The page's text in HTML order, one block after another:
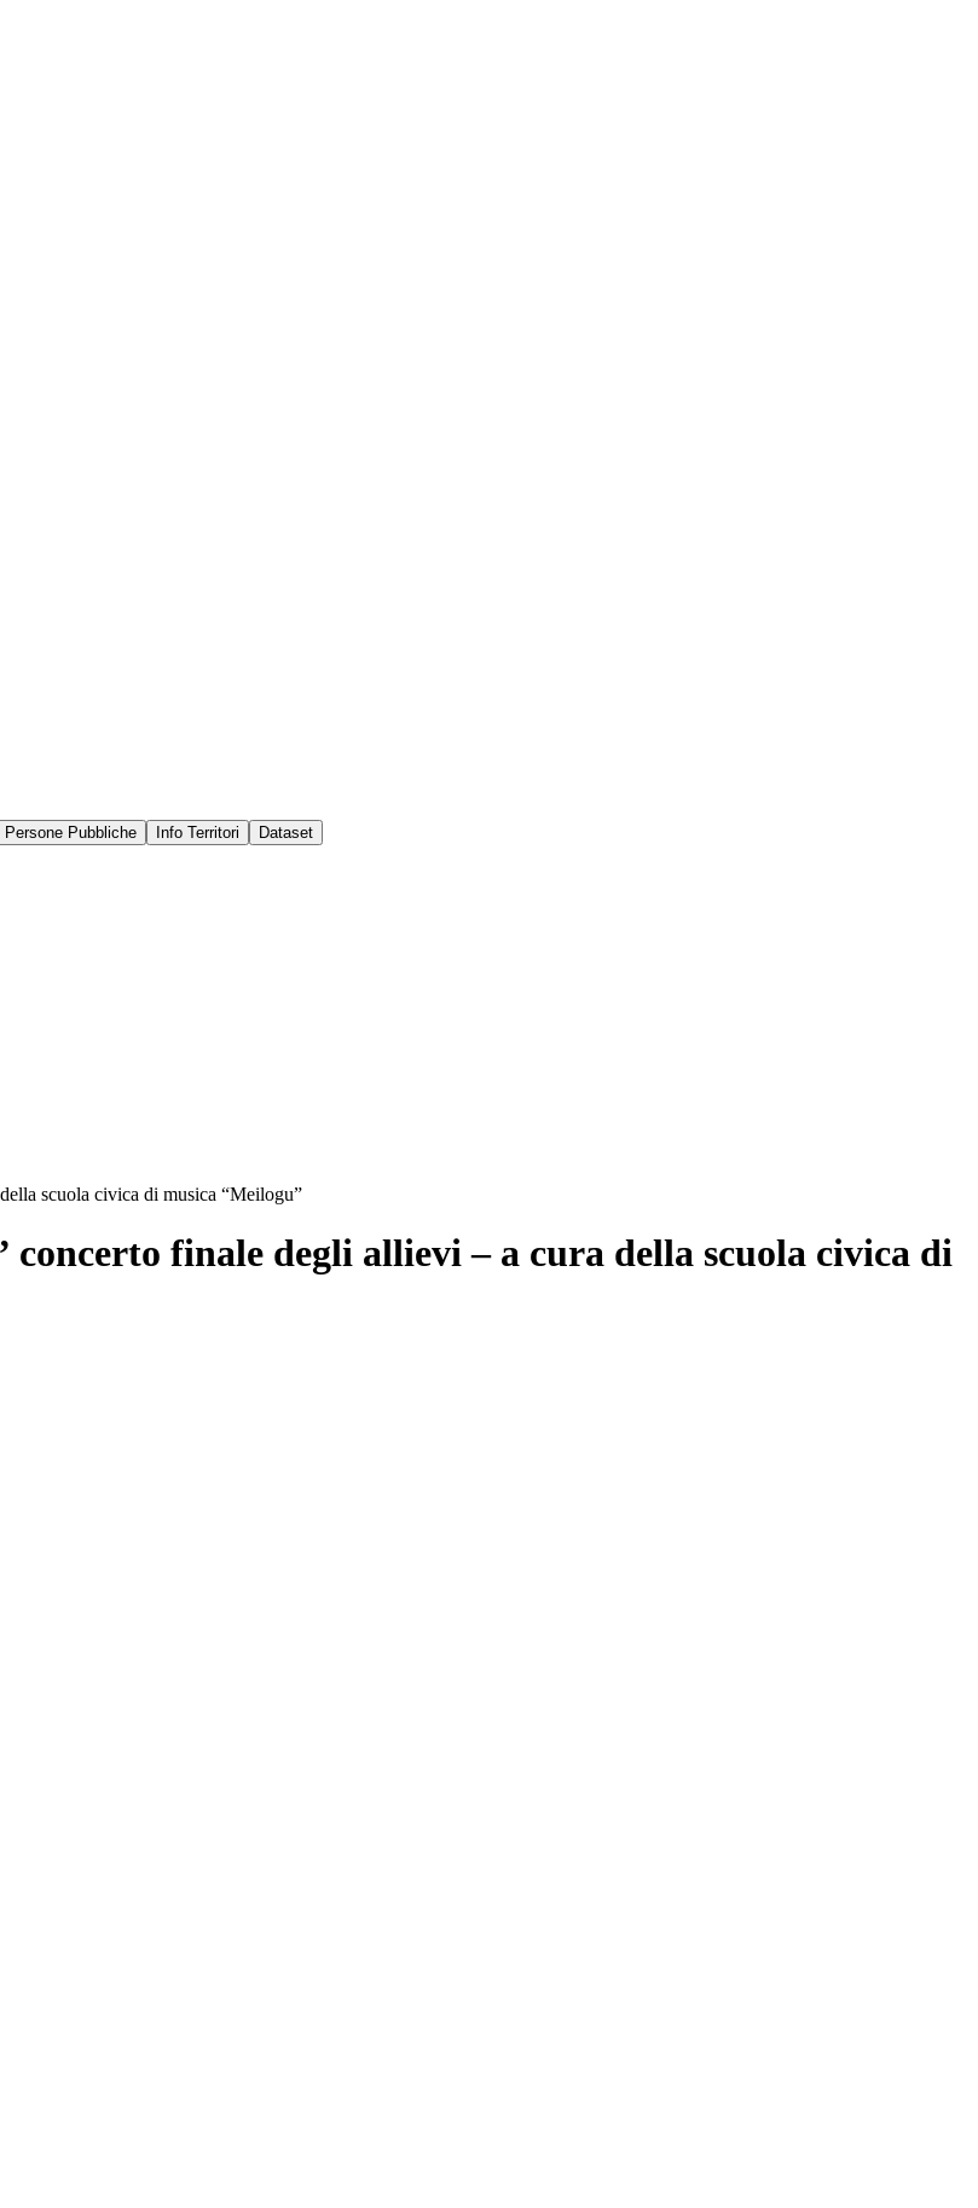
Persone Pubbliche Info Territori Dataset
scuola civica di musica “Meilogu”
concerto finale degli allievi – a cura della scuola civica di